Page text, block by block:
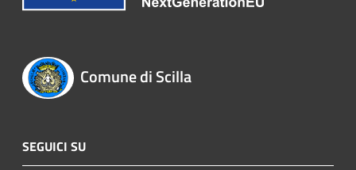
Comune di Scilla
SEGUICI SU